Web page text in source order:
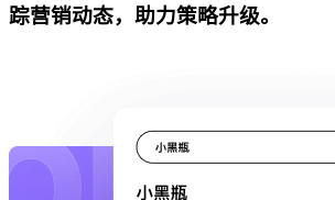
踪营销动态，助力策略升级。